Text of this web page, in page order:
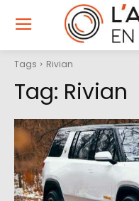
Tags Rivian
Tag: Rivian